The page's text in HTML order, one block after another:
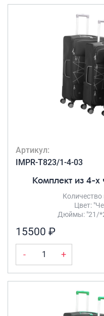
Артикул:
IMPR-T823/1-4-03
Комплект из 4-
Цвет:
Дюймы: "21/
15500 ₽
- +